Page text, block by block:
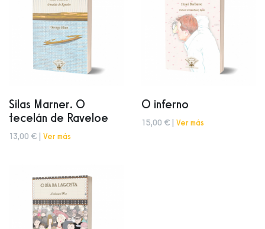
Silas Marner. O
tecelán de Raveloe
13,00 € | Ver más
O inferno
15,00 € | Ver más